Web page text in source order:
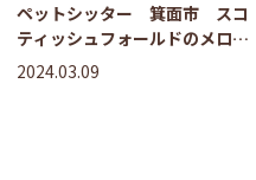
ペットシッター 箕面市 スコ
ティッシュフォールドのメロン
くんとペルシャのモルちゃん
2024.03.09